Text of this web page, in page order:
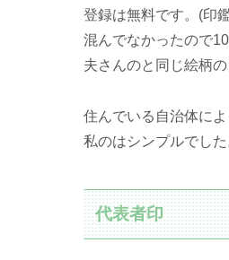
登録は無料です。(印
混んでなかったので
夫さんのと同じ絵柄
住んでいる自治体に
私のはシンプルでした
代表者印